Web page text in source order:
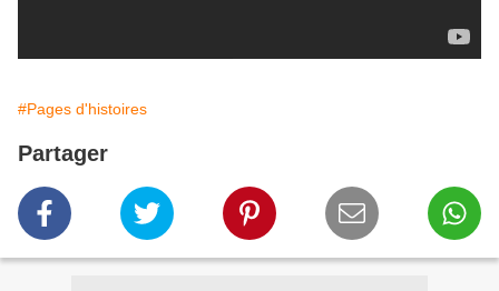
#Pages d'histoires
Partager